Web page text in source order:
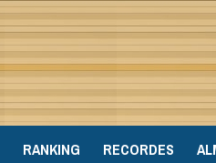
RANKING RECORDES